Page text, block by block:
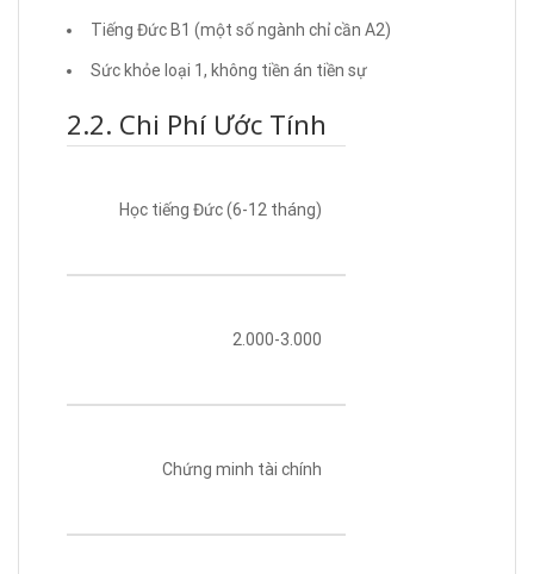
Tiếng Đức B1 (một số ngành chỉ cần A2)
Sức khỏe loại 1, không tiền án tiền sự
2.2. Chi Phí Ước Tính
Học tiếng Đức (6-12 tháng)
2.000-3.000
Chứng minh tài chính